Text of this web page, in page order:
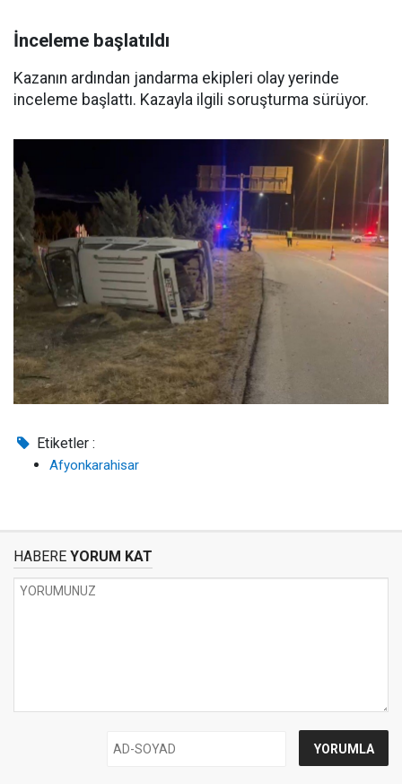
İnceleme başlatıldı
Kazanın ardından jandarma ekipleri olay yerinde
inceleme başlattı. Kazayla ilgili soruşturma sürüyor.
Etiketler :
Afyonkarahisar
HABERE YORUM KAT